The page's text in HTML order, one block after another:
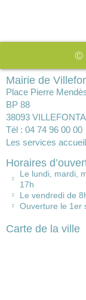
Ⓒ
Mairie de
Place Pierre
BP 88
38093
Tél : 04 74 96 00 00
Les services
Horaires
Le lundi, mardi,
17h
Le vendredi de
Ouverture le 1er
Carte de la ville